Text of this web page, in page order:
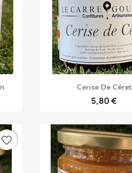
Anteprima
Cerise De Céret
5,80 €
favorite_border